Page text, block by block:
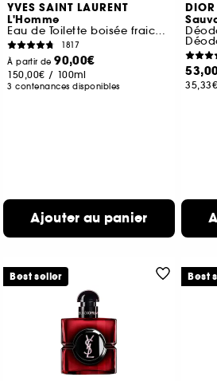
YVES SAINT LAURENT
L'Homme
Eau de Toilette boisée fraiche pour homme
1817
À partir de90,00€
150,00€ / 100ml
3 contenances disponibles
Ajouter au panier
DIOR
35,33€
Best seller Best